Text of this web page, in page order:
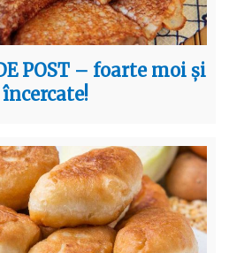
POST – foarte moi și